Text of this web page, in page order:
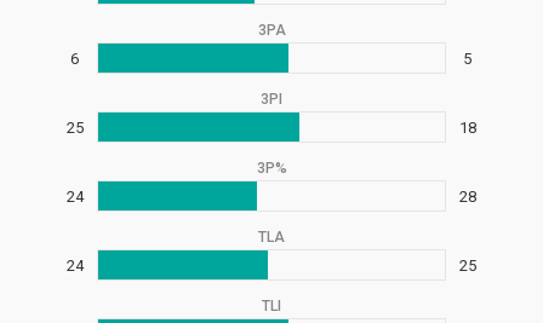
3PA
6 5
3PI
25 18
3P%
24 28
TLA
24 25
TLI